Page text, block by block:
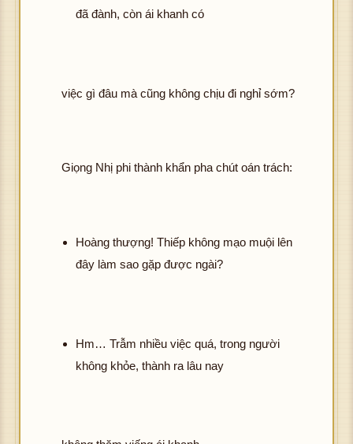
đã đành, còn ái khanh có
việc gì đâu mà cũng không chịu đi nghỉ sớm?
Giọng Nhị phi thành khẩn pha chút oán trách:
Hoàng thượng! Thiếp không mạo muội lên
đây làm sao gặp được ngài?
Hm… Trẫm nhiều việc quá, trong người
không khỏe, thành ra lâu nay